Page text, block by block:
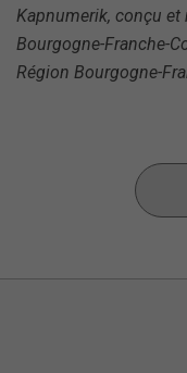
Kapnumerik, conçu
Bourgogne-Franche-
Région Bourgogne-